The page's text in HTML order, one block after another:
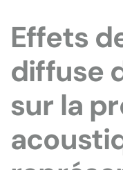
Effets
diffuse
sur la